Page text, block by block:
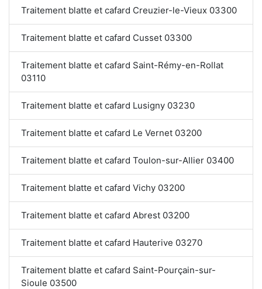
Traitement blatte et cafard Creuzier-le-Vieux 03300
Traitement blatte et cafard Cusset 03300
Traitement blatte et cafard Saint-Rémy-en-Rollat
03110
Traitement blatte et cafard Lusigny 03230
Traitement blatte et cafard Le Vernet 03200
Traitement blatte et cafard Toulon-sur-Allier 03400
Traitement blatte et cafard Vichy 03200
Traitement blatte et cafard Abrest 03200
Traitement blatte et cafard Hauterive 03270
Traitement blatte et cafard Saint-Pourçain-sur-
Sioule 03500